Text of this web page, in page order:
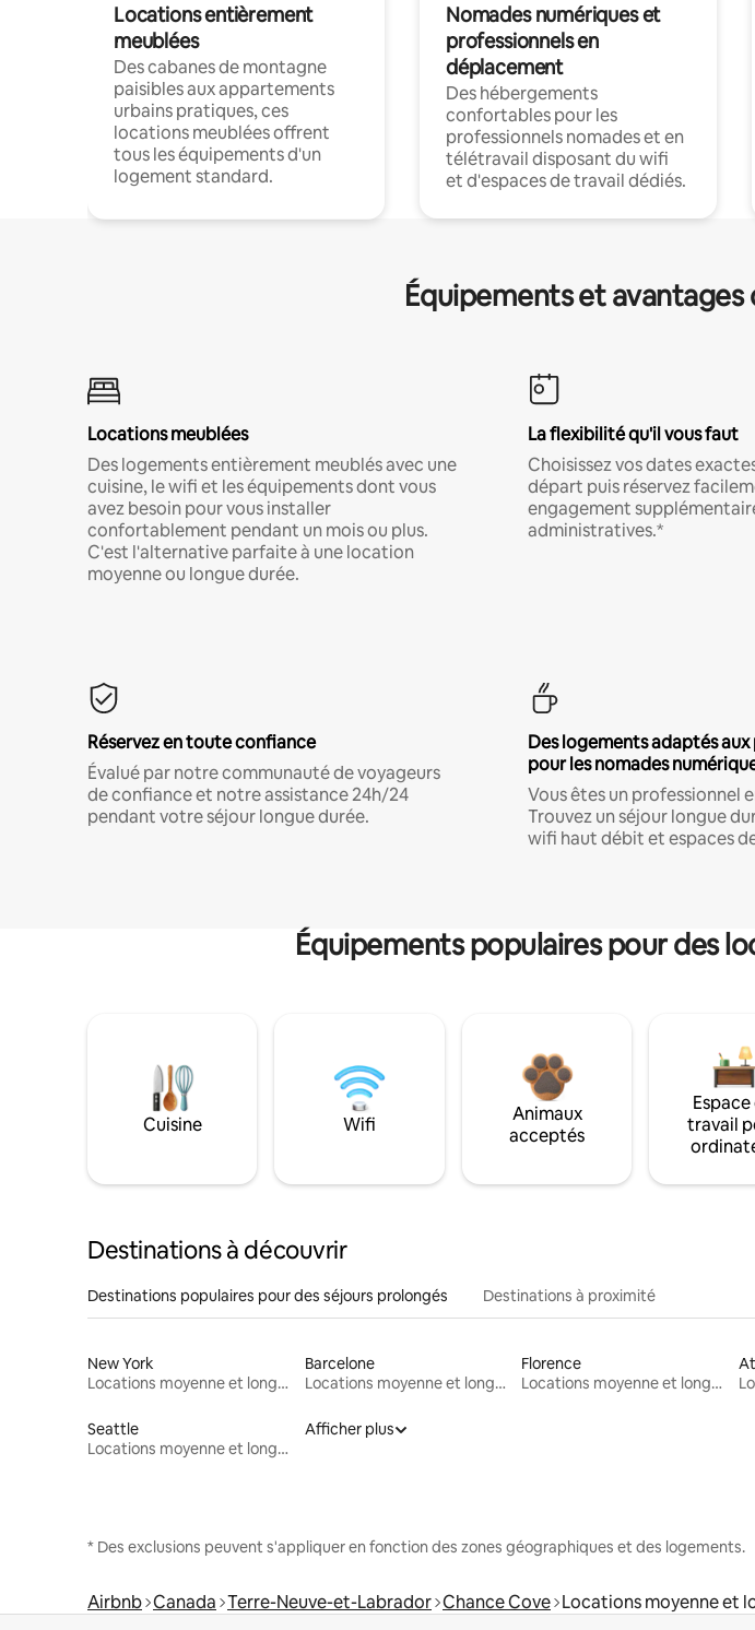
Locations entièrement
meublées
Des cabanes de montagne
paisibles aux appartements
urbains pratiques, ces
locations meublées offrent
tous les équipements d'un
logement standard.
Nomades numériques et
professionnels en
déplacement
Des hébergements
confortables pour les
professionnels nomades et en
télétravail disposant du wifi
et d'espaces de travail dédiés.
Équipements et avantages
Locations meublées
Des logements entièrement meublés avec une
cuisine, le wifi et les équipements dont vous
avez besoin pour vous installer
confortablement pendant un mois ou plus.
C'est l'alternative parfaite à une location
moyenne ou longue durée.
La flexibilité qu'il vous faut
Choisissez vos dates
départ puis réservez
engagement
administratives.*
Réservez en toute confiance
Évalué par notre communauté de voyageurs
de confiance et notre assistance 24h/24
pendant votre séjour longue durée.
Des logements adaptés
pour les nomades
Vous êtes un professionnel
Trouvez un séjour longue
wifi haut débit et espaces
Équipements populaires pour des
Cuisine Wifi
Animaux
acceptés
Espace
travail
Destinations à découvrir
Destinations populaires pour des séjours prolongés Destinations à proximité
New York
Locations moyenne et longue durée
Barcelone
Locations moyenne et longue durée
Florence
Locations moyenne et longue durée
Seattle
Locations moyenne et longue durée
Afficher plus
* Des exclusions peuvent s'appliquer en fonction des zones géographiques et des logements.
Airbnb Canada Terre-Neuve-et-Labrador Chance Cove Locations moyenne et